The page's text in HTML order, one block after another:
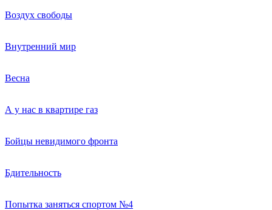
Воздух свободы
Внутренний мир
Весна
А у нас в квартире газ
Бойцы невидимого фронта
Бдительность
Попытка заняться спортом №4